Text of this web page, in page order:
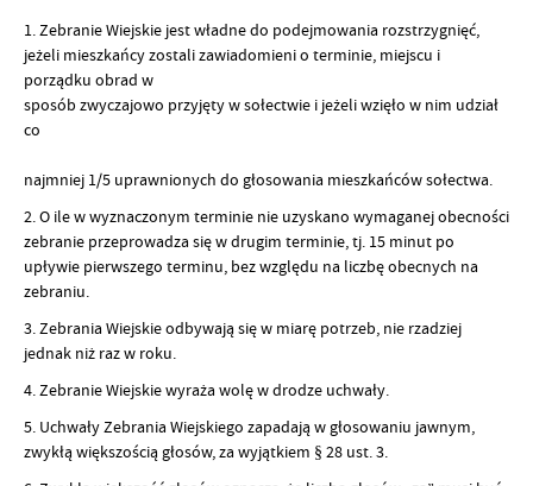
1. Zebranie Wiejskie jest władne do podejmowania rozstrzygnięć,
jeżeli mieszkańcy zostali zawiadomieni o terminie, miejscu i
porządku obrad w
sposób zwyczajowo przyjęty w sołectwie i jeżeli wzięło w nim udział
co
najmniej 1/5 uprawnionych do głosowania mieszkańców sołectwa.
2. O ile w wyznaczonym terminie nie uzyskano wymaganej obecności
zebranie przeprowadza się w drugim terminie, tj. 15 minut po
upływie pierwszego terminu, bez względu na liczbę obecnych na
zebraniu.
3. Zebrania Wiejskie odbywają się w miarę potrzeb, nie rzadziej
jednak niż raz w roku.
4. Zebranie Wiejskie wyraża wolę w drodze uchwały.
5. Uchwały Zebrania Wiejskiego zapadają w głosowaniu jawnym,
zwykłą większością głosów, za wyjątkiem § 28 ust. 3.